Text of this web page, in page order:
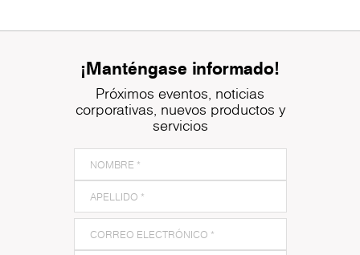
¡Manténgase informado!
Próximos eventos, noticias
corporativas, nuevos productos y
servicios